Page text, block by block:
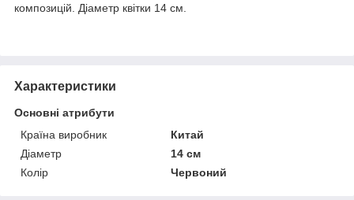
композицій. Діаметр квітки 14 см.
Характеристики
Основні атрибути
Країна виробник
Китай
Діаметр
14 см
Колір
Червоний